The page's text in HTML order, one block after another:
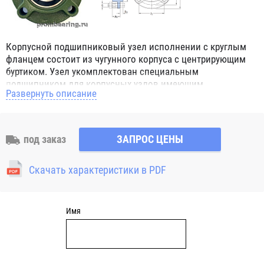
Корпусной подшипниковый узел исполнении с круглым
фланцем состоит из чугунного корпуса с центрирующим
буртиком. Узел укомплектован специальным
подшипником для корпусных узлов имеющим
сферическое наружное кольцо. При монтаже корпусных
вала или неточность монтажа. Корпус имеет четыре
отверстия для закрепления. Узлы c круглым чугунным
фланцем являются обслуживаемыми, подшипник
смазывается через специальный фиттинг (тавотницу)
Развернуть описание
под заказ ЗАПРОС ЦЕНЫ
Скачать характеристики в PDF
Имя